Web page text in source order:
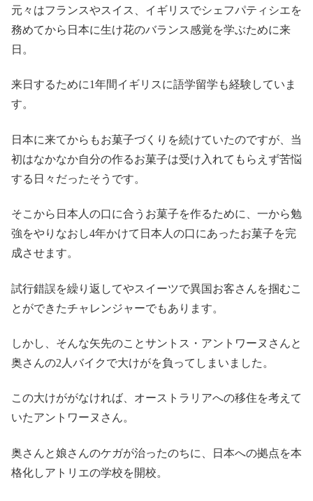
元々はフランスやスイス、イギリスでシェフパティシエを
務めてから日本に生け花のバランス感覚を学ぶために来
日。
来日するために1年間イギリスに語学留学も経験していま
す。
日本に来てからもお菓子づくりを続けていたのですが、当
初はなかなか自分の作るお菓子は受け入れてもらえず苦悩
する日々だったそうです。
そこから日本人の口に合うお菓子を作るために、一から勉
強をやりなおし4年かけて日本人の口にあったお菓子を完
成させます。
試行錯誤を繰り返してやスイーツで異国お客さんを掴むこ
とができたチャレンジャーでもあります。
しかし、そんな矢先のことサントス・アントワーヌさんと
奥さんの2人バイクで大けがを負ってしまいました。
この大けががなければ、オーストラリアへの移住を考えて
いたアントワーヌさん。
奥さんと娘さんのケガが治ったのちに、日本への拠点を本
格化しアトリエの学校を開校。